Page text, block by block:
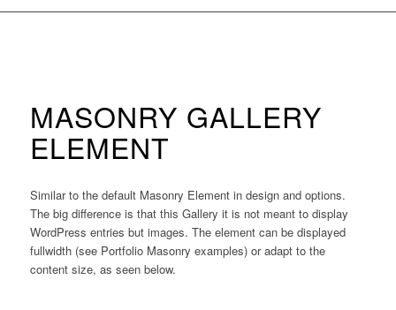
MASONRY GALLERY
ELEMENT
Similar to the default Masonry Element in design and options.
The big difference is that this Gallery it is not meant to display
WordPress entries but images. The element can be displayed
fullwidth (see Portfolio Masonry examples) or adapt to the
content size, as seen below.